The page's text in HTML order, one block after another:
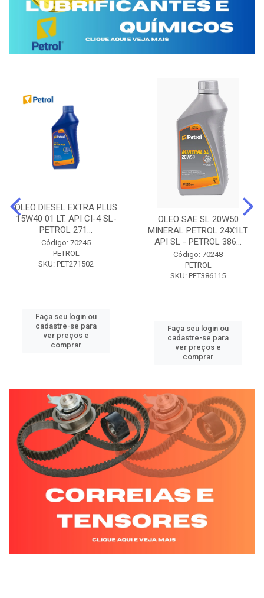
OLEO DIESEL EXTRA PLUS
15W40 01 LT. API CI-4 SL-
PETROL 271...
Código: 70245
PETROL
SKU: PET271502
Faça seu login ou
cadastre-se para
ver preços e
comprar
OLEO SAE SL 20W50
MINERAL PETROL 24X1LT
API SL - PETROL 386...
Código: 70248
PETROL
SKU: PET386115
Faça seu login ou
cadastre-se para
ver preços e
comprar